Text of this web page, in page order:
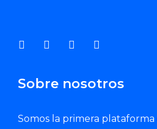
Sobre nosotros
Somos la primera